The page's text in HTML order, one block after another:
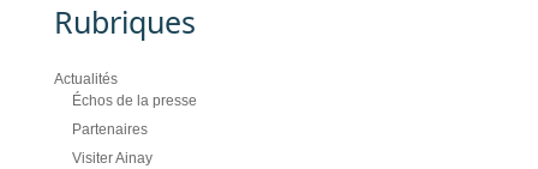
Rubriques
Actualités
Échos de la presse
Partenaires
Visiter Ainay